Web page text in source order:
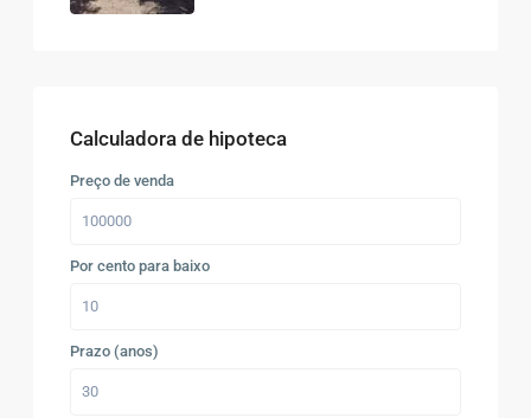
Calculadora de hipoteca
Preço de venda
Por cento para baixo
Prazo (anos)